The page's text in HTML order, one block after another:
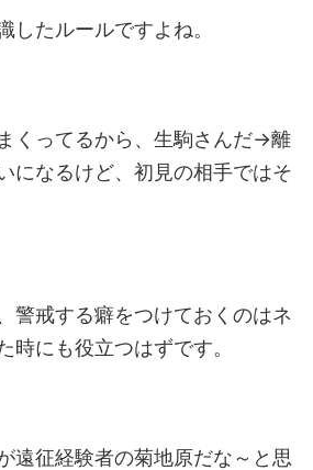
したルールですよね。
くってるから、生駒さんだ→離
になるけど、初見の相手ではそ
警戒する癖をつけておくのはネ
時にも役立つはずです。
遠征経験者の菊地原だな～と思